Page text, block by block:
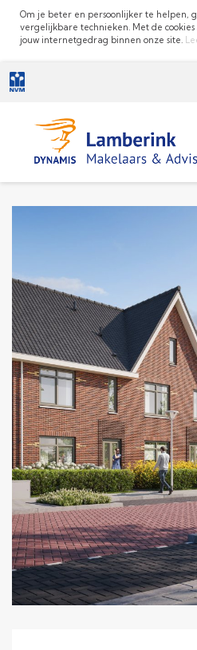
Om je beter en persoonlijker te helpen,
vergelijkbare technieken. Met de
jouw internetgedrag binnen onze site.